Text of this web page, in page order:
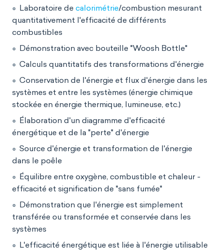
Laboratoire de calorimétrie/combustion mesurant
quantitativement l'efficacité de différents
combustibles
Démonstration avec bouteille "Woosh Bottle"
Calculs quantitatifs des transformations d'énergie
Conservation de l'énergie et flux d'énergie dans les
systèmes et entre les systèmes (énergie chimique
stockée en énergie thermique, lumineuse, etc.)
Élaboration d'un diagramme d'efficacité
énergétique et de la "perte" d'énergie
Source d'énergie et transformation de l'énergie
dans le poêle
Équilibre entre oxygène, combustible et chaleur -
efficacité et signification de "sans fumée"
Démonstration que l'énergie est simplement
transférée ou transformée et conservée dans les
systèmes
L'efficacité énergétique est liée à l'énergie utilisable